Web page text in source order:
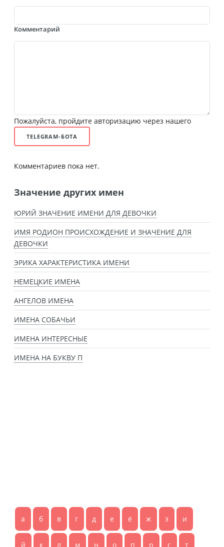
Комментарий
Пожалуйста, пройдите авторизацию через нашего
TELEGRAM-БОТА
Комментариев пока нет.
Значение других имен
ЮРИЙ ЗНАЧЕНИЕ ИМЕНИ ДЛЯ ДЕВОЧКИ
ИМЯ РОДИОН ПРОИСХОЖДЕНИЕ И ЗНАЧЕНИЕ ДЛЯ
ДЕВОЧКИ
ЭРИКА ХАРАКТЕРИСТИКА ИМЕНИ
НЕМЕЦКИЕ ИМЕНА
АНГЕЛОВ ИМЕНА
ИМЕНА СОБАЧЬИ
ИМЕНА ИНТЕРЕСНЫЕ
ИМЕНА НА БУКВУ П
а б в г д е ё ж з и
й к л м н о п р с т